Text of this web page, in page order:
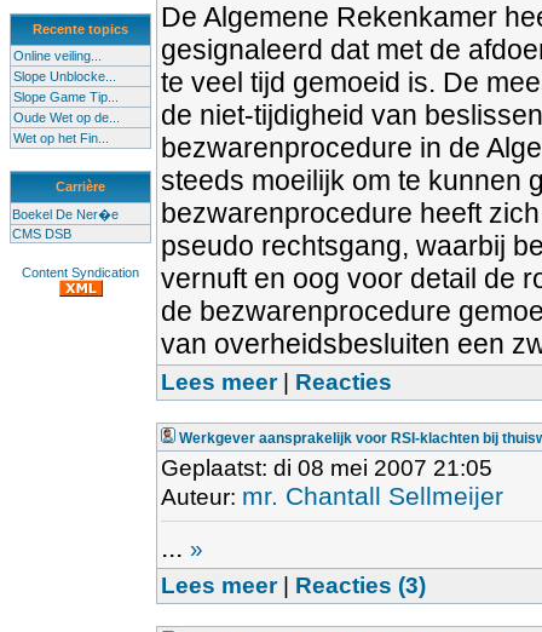
Recente topics
Online veiling...
Slope Unblocke...
Slope Game Tip...
Oude Wet op de...
Wet op het Fin...
Carrière
Boekel De Ner�e
CMS DSB
Content Syndication
De Algemene Rekenkamer
gesignaleerd dat met de
te veel tijd gemoeid is. De
de niet-tijdigheid van
bezwarenprocedure in de
steeds moeilijk om te kunnen
bezwarenprocedure heeft
pseudo rechtsgang, waarbij
vernuft en oog voor detail de
de bezwarenprocedure
van overheidsbesluiten een
Lees meer| Reacties
Werkgever aansprakelijk voor RSI-klachten bij
Geplaatst: di 08 mei 2007 21:05
Auteur: mr. Chantall Sellmeijer
... »
Lees meer| Reacties (3)